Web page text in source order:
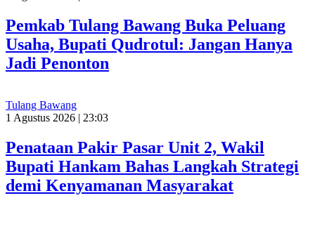
Pemkab Tulang Bawang Buka Peluang
Usaha, Bupati Qudrotul: Jangan Hanya
Jadi Penonton
Tulang Bawang
1 Agustus 2026 | 23:03
Penataan Pakir Pasar Unit 2, Wakil
Bupati Hankam Bahas Langkah Strategi
demi Kenyamanan Masyarakat